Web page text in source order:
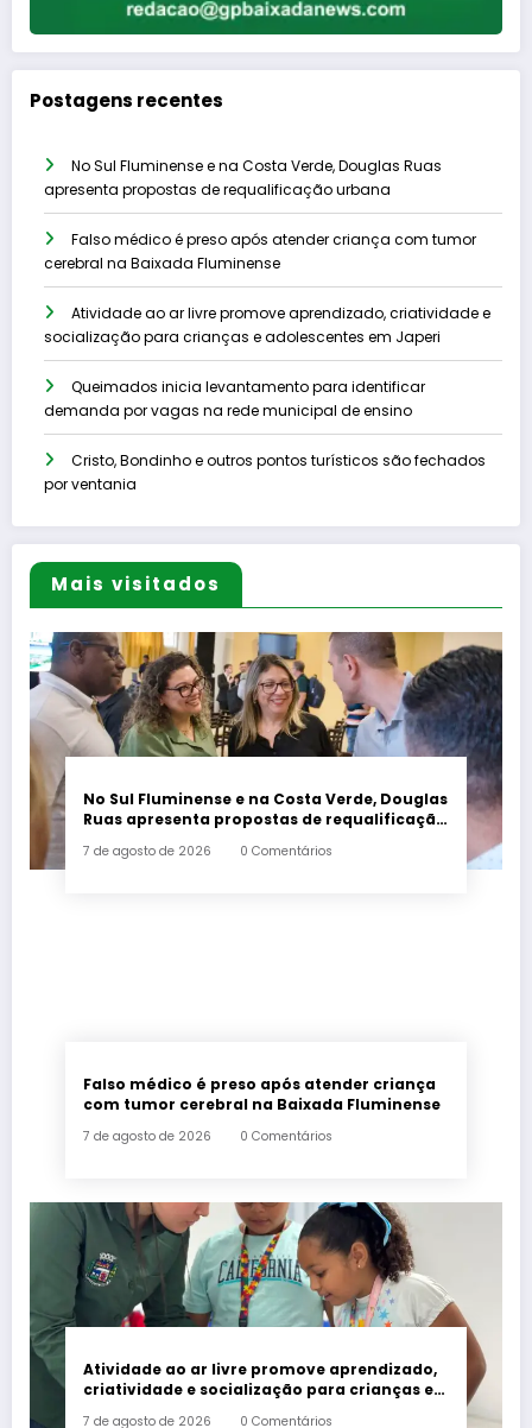
Postagens recentes
No Sul Fluminense e na Costa Verde, Douglas Ruas
apresenta propostas de requalificação urbana
Falso médico é preso após atender criança com tumor
cerebral na Baixada Fluminense
Atividade ao ar livre promove aprendizado, criatividade e
socialização para crianças e adolescentes em Japeri
Queimados inicia levantamento para identificar
demanda por vagas na rede municipal de ensino
Cristo, Bondinho e outros pontos turísticos são fechados
por ventania
Mais visitados
No Sul Fluminense e na Costa Verde, Douglas
Ruas apresenta propostas de requalificação
7 de agosto de 2026 0 Comentários
Falso médico é preso após atender criança
com tumor cerebral na Baixada Fluminense
7 de agosto de 2026 0 Comentários
Atividade ao ar livre promove aprendizado,
criatividade e socialização para crianças e
7 de agosto de 2026 0 Comentários